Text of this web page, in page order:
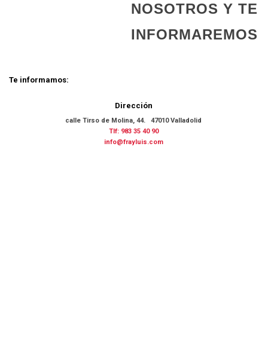
NOSOTROS Y TE
INFORMAREMOS
Te informamos:
Dirección
calle Tirso de Molina, 44. 47010 Valladolid
Tlf: 983 35 40 90
info@frayluis.com